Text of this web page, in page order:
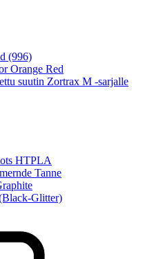
(996)
Orange Red
suutin Zortrax M -sarjalle
HTPLA
Tanne
Glitter)